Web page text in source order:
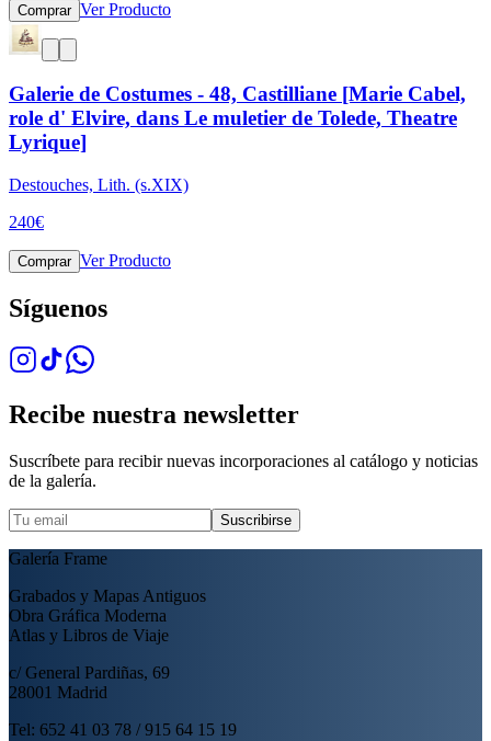
Comprar Ver Producto
Galerie de Costumes - 48, Castilliane [Marie Cabel,
role d' Elvire, dans Le muletier de Tolede, Theatre
Lyrique]
Destouches, Lith. (s.XIX)
240€
Comprar Ver Producto
Síguenos
Recibe nuestra newsletter
Suscríbete para recibir nuevas incorporaciones al catálogo y noticias
de la galería.
Suscribirse
Galería Frame
Grabados y Mapas Antiguos
Obra Gráfica Moderna
Atlas y Libros de Viaje
c/ General Pardiñas, 69
28001 Madrid
Tel: 652 41 03 78 / 915 64 15 19